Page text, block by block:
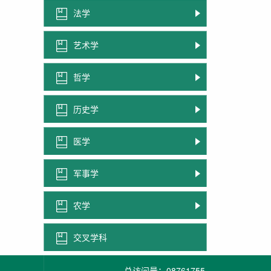
法学
艺术学
哲学
历史学
医学
军事学
农学
交叉学科